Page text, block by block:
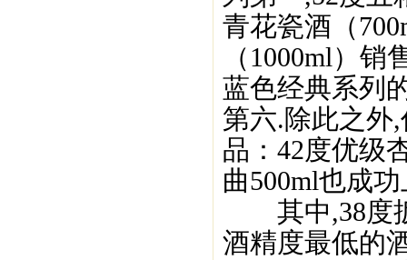
青花瓷酒（
（1000ml）
蓝色经典系列
第六.除此之外
品：42度优级
曲500ml也成
其中,38度扳
酒精度最低的